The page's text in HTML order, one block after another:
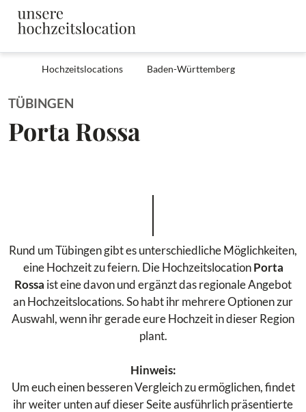
Hochzeitslocations Baden-Württemberg
TÜBINGEN
Porta Rossa
Rund um Tübingen gibt es unterschiedliche Möglichkeiten,
eine Hochzeit zu feiern. Die HochzeitslocationPorta
Rossa ist eine davon und ergänzt das regionale Angebot
an Hochzeitslocations. So habt ihr mehrere Optionen zur
Auswahl, wenn ihr gerade eure Hochzeit in dieser Region
plant.
Hinweis:
Um euch einen besseren Vergleich zu ermöglichen, findet
ihr weiter unten auf dieser Seite ausführlich präsentierte